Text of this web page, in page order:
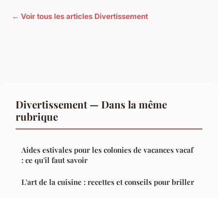
← Voir tous les articles Divertissement
Divertissement — Dans la même
rubrique
Aides estivales pour les colonies de vacances vacaf
: ce qu'il faut savoir
L'art de la cuisine : recettes et conseils pour briller